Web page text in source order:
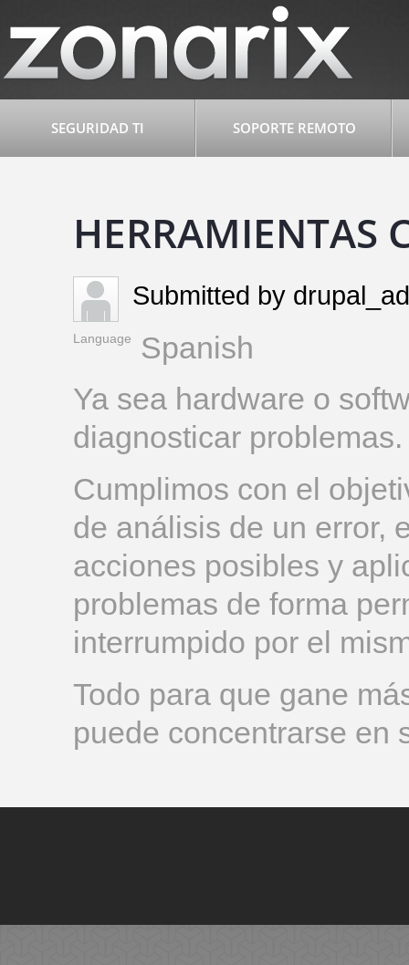
SEGURIDAD TI SOPORTE REMOTO
HERRAMIENTAS
Submitted by
Language
Spanish
Ya sea hardware o
diagnosticar
Cumplimos con el
de análisis de un error,
acciones posibles y
problemas de forma
interrumpido por el
Todo para que gane
puede concentrarse en